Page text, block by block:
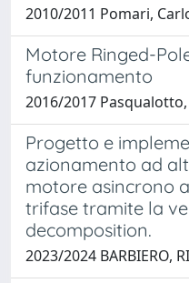
2010/2011 Pomari,
Motore Ringed-
funzionamento
2016/2017
Progetto e
azionamento ad
motore asincrono
trifase tramite la
decomposition.
2023/2024 BARBIERO,